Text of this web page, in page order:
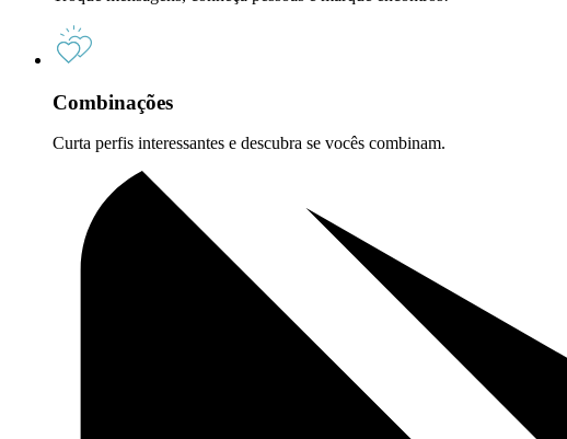
Combinações
Curta perfis interessantes e descubra se vocês combinam.